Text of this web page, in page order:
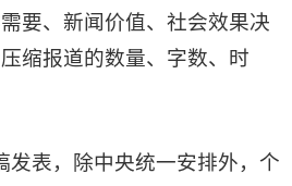
要、新闻价值、社会效果决
缩报道的数量、字数、时
发表，除中央统一安排外，个